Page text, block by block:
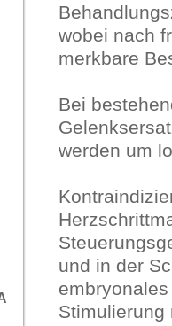
wobei nach
merkbare
Bei
werden um
und in der
Stimulierung